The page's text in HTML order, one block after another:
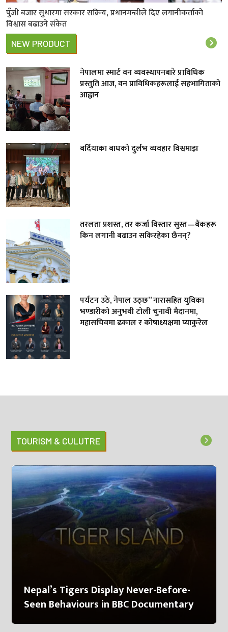
पुँजी बजार सुधारमा सरकार सक्रिय, प्रधानमन्त्रीले दिए लगानीकर्ताको
विश्वास बढाउने संकेत
NEW PRODUCT
नेपालमा स्मार्ट वन व्यवस्थापनबारे प्राविधिक
प्रस्तुति आज, वन प्राविधिकहरूलाई सहभागिताको
आह्वान
बर्दियाका बाघको दुर्लभ व्यवहार विश्वमाझ
तरलता प्रशस्त, तर कर्जा विस्तार सुस्त—बैंकहरू
किन लगानी बढाउन सकिरहेका छैनन्?
पर्यटन उठे, नेपाल उठ्छ” नारासहित युविका
भण्डारीको अनुभवी टोली चुनावी मैदानमा,
महासचिवमा ढकाल र कोषाध्यक्षमा प्याकुरेल
TOURISM & CULUTRE
Nepal’s Tigers Display Never-Before-
Seen Behaviours in BBC Documentary